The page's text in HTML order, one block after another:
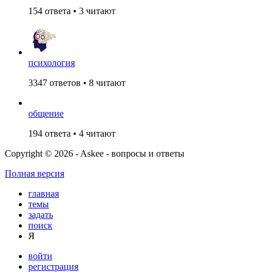
154 ответа • 3 читают
психология
3347 ответов • 8 читают
общение
194 ответа • 4 читают
Copyright © 2026 - Askee - вопросы и ответы
Полная версия
главная
темы
задать
поиск
Я
войти
регистрация